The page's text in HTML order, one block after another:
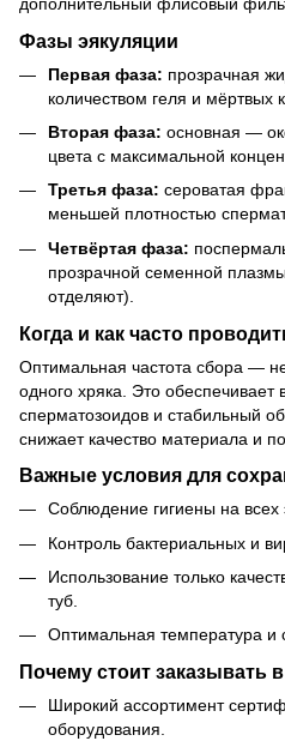
Фазы эякуляции
Первая фаза: прозрачная
количеством геля и мёртвых
Вторая фаза: основная —
цвета с максимальной
Третья фаза: сероватая
меньшей плотностью
Четвёртая фаза:
прозрачной семенной
отделяют).
Когда и как часто
Оптимальная частота сбора —
одного хряка. Это
сперматозоидов и стабильный
снижает качество материала и
Важные условия для
Соблюдение гигиены на всех
Контроль бактериальных и
Использование только
туб.
Оптимальная температура и
Почему стоит заказывать
Широкий ассортимент
оборудования.